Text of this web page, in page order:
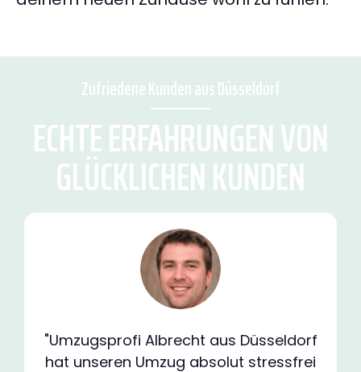
Zufriedene Kunden aus Düsseldorf
ECHTE ERFAHRUNGEN VON
GLÜCKLICHEN KUNDEN
"Umzugsprofi Albrecht aus Düsseldorf
hat unseren Umzug absolut stressfrei